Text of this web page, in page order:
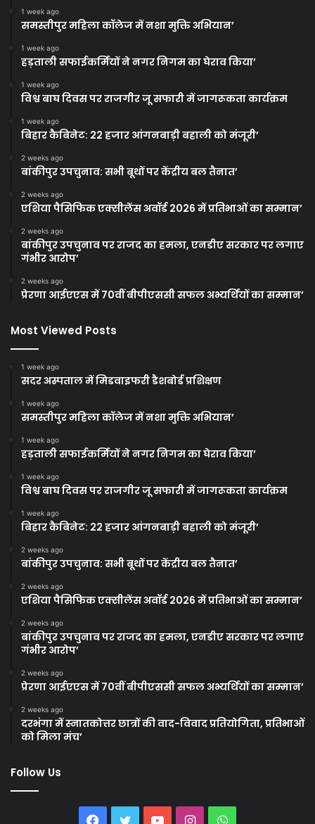
1 week ago
समस्तीपुर महिला कॉलेज में नशा मुक्ति अभियान’
1 week ago
हड़ताली सफाईकर्मियों ने नगर निगम का घेराव किया’
1 week ago
विश्व बाघ दिवस पर राजगीर जू सफारी में जागरूकता कार्यक्रम
1 week ago
बिहार कैबिनेट: 22 हजार आंगनबाड़ी बहाली को मंजूरी’
2 weeks ago
बांकीपुर उपचुनाव: सभी बूथों पर केंद्रीय बल तैनात’
2 weeks ago
एशिया पैसिफिक एक्सीलेंस अवॉर्ड 2026 में प्रतिभाओं का सम्मान’
2 weeks ago
बांकीपुर उपचुनाव पर राजद का हमला, एनडीए सरकार पर लगाए
गंभीर आरोप’
2 weeks ago
प्रेरणा आईएएस में 70वीं बीपीएससी सफल अभ्यर्थियों का सम्मान’
Most Viewed Posts
1 week ago
सदर अस्पताल में मिडवाइफरी डैशबोर्ड प्रशिक्षण
1 week ago
समस्तीपुर महिला कॉलेज में नशा मुक्ति अभियान’
1 week ago
हड़ताली सफाईकर्मियों ने नगर निगम का घेराव किया’
1 week ago
विश्व बाघ दिवस पर राजगीर जू सफारी में जागरूकता कार्यक्रम
1 week ago
बिहार कैबिनेट: 22 हजार आंगनबाड़ी बहाली को मंजूरी’
2 weeks ago
बांकीपुर उपचुनाव: सभी बूथों पर केंद्रीय बल तैनात’
2 weeks ago
एशिया पैसिफिक एक्सीलेंस अवॉर्ड 2026 में प्रतिभाओं का सम्मान’
2 weeks ago
बांकीपुर उपचुनाव पर राजद का हमला, एनडीए सरकार पर लगाए
गंभीर आरोप’
2 weeks ago
प्रेरणा आईएएस में 70वीं बीपीएससी सफल अभ्यर्थियों का सम्मान’
2 weeks ago
दरभंगा में स्नातकोत्तर छात्रों की वाद-विवाद प्रतियोगिता, प्रतिभाओं
को मिला मंच’
Follow Us
Facebook
TwitterYouTubeInstagramWhatsApp